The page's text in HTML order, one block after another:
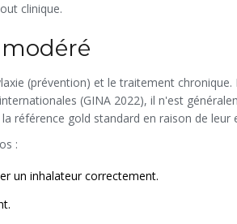
clinique.
(prévention) et le traitement
(GINA 2022), il n'est
la référence gold standard en raison de leur
:
un inhalateur correctement.